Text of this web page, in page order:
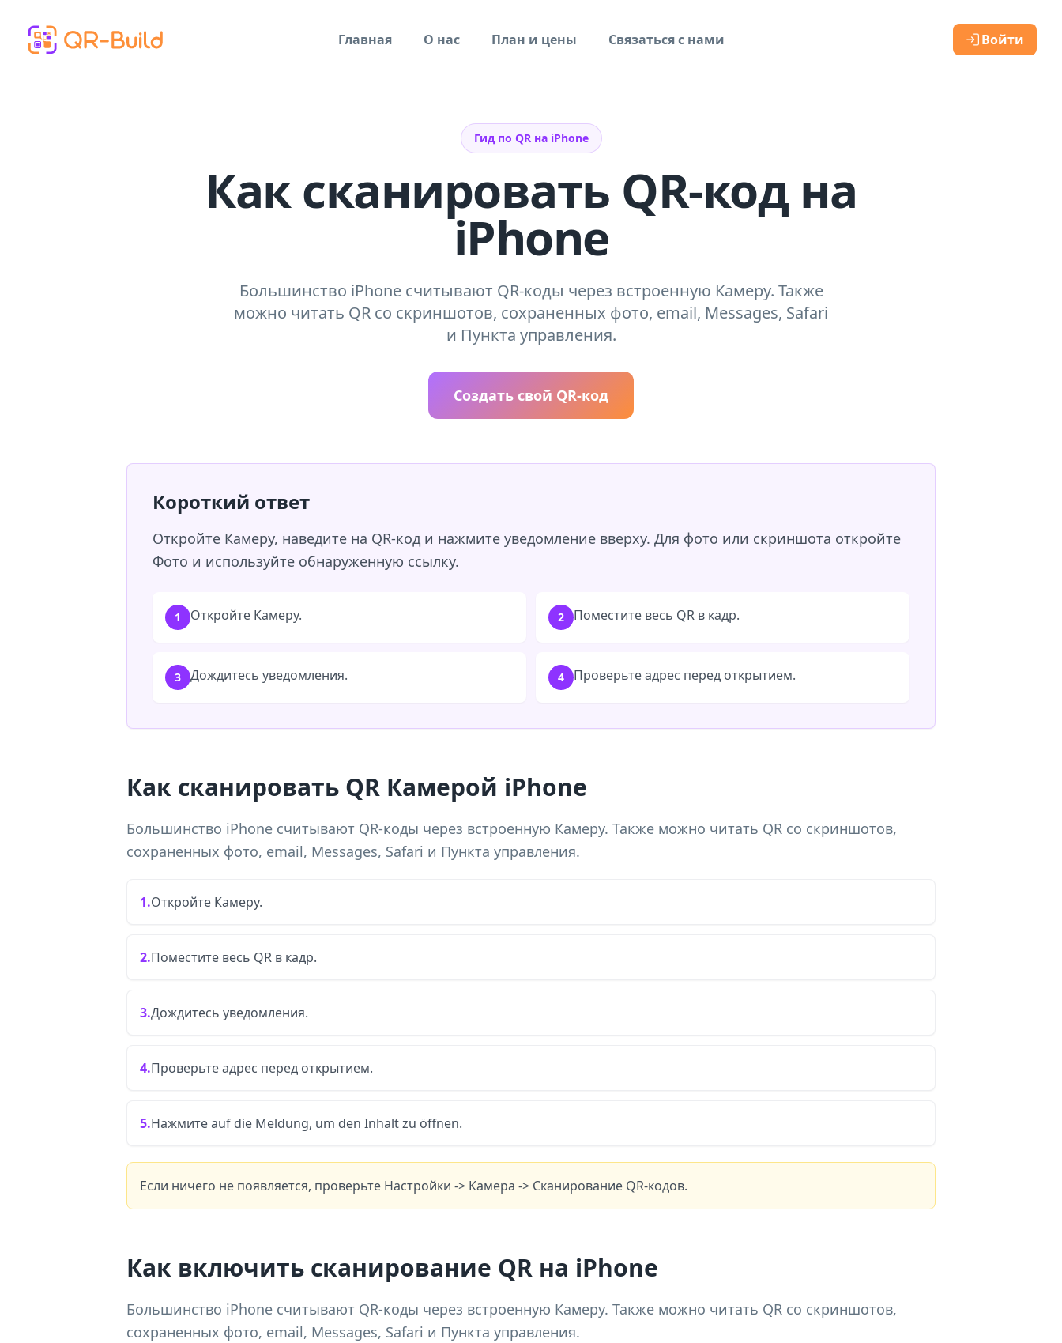
Главная
О нас План и цены Связаться с нами Войти
Гид по QR на iPhone
Как сканировать QR-код на
iPhone
Большинство iPhone считывают QR-коды через встроенную Камеру. Также
можно читать QR со скриншотов, сохраненных фото, email, Messages, Safari
и Пункта управления.
Создать свой QR-код
Короткий ответ
Откройте Камеру, наведите на QR-код и нажмите уведомление вверху. Для фото или скриншота откройте
Фото и используйте обнаруженную ссылку.
1 Откройте Камеру. 2 Поместите весь QR в кадр.
3 Дождитесь уведомления. 4 Проверьте адрес перед открытием.
Как сканировать QR Камерой iPhone
Большинство iPhone считывают QR-коды через встроенную Камеру. Также можно читать QR со скриншотов,
сохраненных фото, email, Messages, Safari и Пункта управления.
1.Откройте Камеру.
2.Поместите весь QR в кадр.
3.Дождитесь уведомления.
4.Проверьте адрес перед открытием.
5.Нажмите auf die Meldung, um den Inhalt zu öffnen.
Если ничего не появляется, проверьте Настройки -> Камера -> Сканирование QR-кодов.
Как включить сканирование QR на iPhone
Большинство iPhone считывают QR-коды через встроенную Камеру. Также можно читать QR со скриншотов,
сохраненных фото, email, Messages, Safari и Пункта управления.